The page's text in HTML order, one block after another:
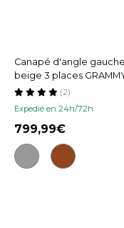
Canapé d'angle
beige 3 places
Expedié en 24h/72h
(2)
799,99